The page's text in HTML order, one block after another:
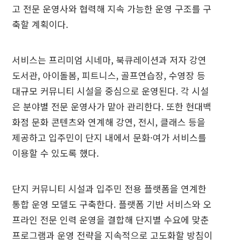
고 전문 운영사와 협력해 지속 가능한 운영 구조를 구
축할 계획이다.
서비스는 프리미엄 시네마, 북큐레이션과 저자 강연
도서관, 아이돌봄, 피트니스, 골프연습장, 수영장 등
대규모 커뮤니티 시설을 중심으로 운영된다. 각 시설
은 분야별 전문 운영사가 맡아 관리한다. 또한 현대백
화점 문화 콘텐츠와 연계해 강연, 전시, 클래스 등을
제공하고 입주민이 단지 내에서 문화·여가 서비스를
이용할 수 있도록 했다.
단지 커뮤니티 시설과 입주민 전용 플랫폼을 연계한
통합 운영 모델도 구축한다. 플랫폼 기반 서비스와 오
프라인 전문 인력 운영을 결합해 단지별 수요에 맞춘
프로그램과 운영 전략을 지속적으로 고도화할 방침이